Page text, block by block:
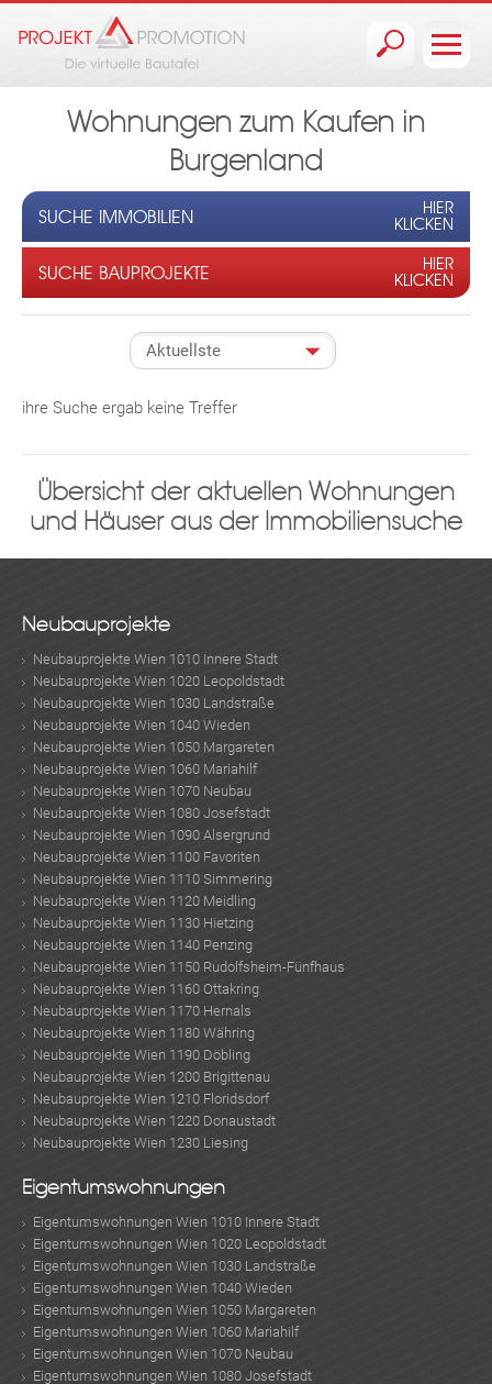
Wohnungen zum Kaufen in
Burgenland
SUCHE IMMOBILIEN
HIER
KLICKEN
SUCHE BAUPROJEKTE
HIER
KLICKEN
ihre Suche ergab keine Treffer
Übersicht der aktuellen Wohnungen
und Häuser aus der Immobiliensuche
Neubauprojekte
Neubauprojekte Wien 1010 Innere Stadt
Neubauprojekte Wien 1020 Leopoldstadt
Neubauprojekte Wien 1030 Landstraße
Neubauprojekte Wien 1040 Wieden
Neubauprojekte Wien 1050 Margareten
Neubauprojekte Wien 1060 Mariahilf
Neubauprojekte Wien 1070 Neubau
Neubauprojekte Wien 1080 Josefstadt
Neubauprojekte Wien 1090 Alsergrund
Neubauprojekte Wien 1100 Favoriten
Neubauprojekte Wien 1110 Simmering
Neubauprojekte Wien 1120 Meidling
Neubauprojekte Wien 1130 Hietzing
Neubauprojekte Wien 1140 Penzing
Neubauprojekte Wien 1150 Rudolfsheim-Fünfhaus
Neubauprojekte Wien 1160 Ottakring
Neubauprojekte Wien 1170 Hernals
Neubauprojekte Wien 1180 Währing
Neubauprojekte Wien 1190 Döbling
Neubauprojekte Wien 1200 Brigittenau
Neubauprojekte Wien 1210 Floridsdorf
Neubauprojekte Wien 1220 Donaustadt
Neubauprojekte Wien 1230 Liesing
Eigentumswohnungen
Eigentumswohnungen Wien 1010 Innere Stadt
Eigentumswohnungen Wien 1020 Leopoldstadt
Eigentumswohnungen Wien 1030 Landstraße
Eigentumswohnungen Wien 1040 Wieden
Eigentumswohnungen Wien 1050 Margareten
Eigentumswohnungen Wien 1060 Mariahilf
Eigentumswohnungen Wien 1070 Neubau
Eigentumswohnungen Wien 1080 Josefstadt